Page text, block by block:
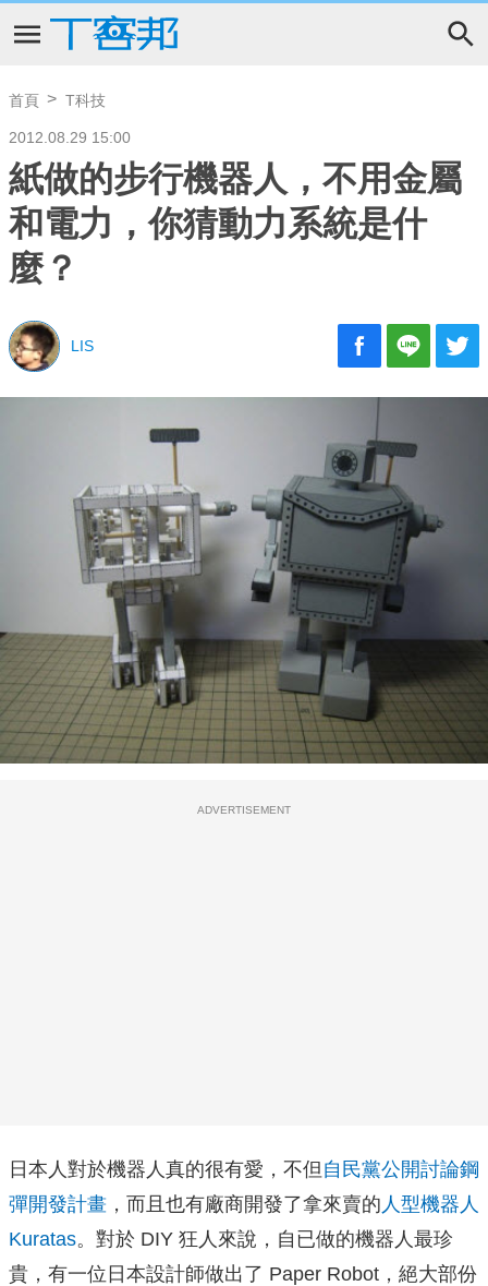
首頁 T科技
2012.08.29 15:00
紙做的步行機器人，不用金屬
和電力，你猜動力系統是什
麼？
LIS
ADVERTISEMENT
日本人對於機器人真的很有愛，不但 自民黨公開討論鋼
彈開發計畫 ，而且也有廠商開發了拿來賣的 人型機器人
Kuratas。對於 DIY 狂人來說，自已做的機器人最珍
貴，有一位日本設計師做出了 Paper Robot，絕大部份